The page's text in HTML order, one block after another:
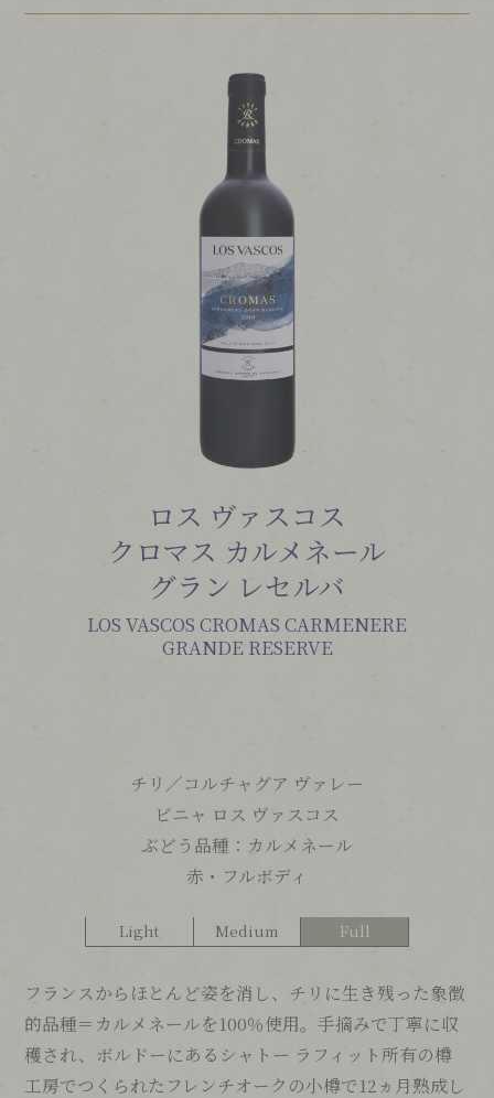
ロス ヴァスコス
クロマス カルメネール
グラン レセルバ
LOS VASCOS CROMAS CARMENERE
GRANDE RESERVE
チリ／コルチャグア ヴァレー
ビニャ ロス ヴァスコス
ぶどう品種： カルメネール
赤・フルボディ
Light Medium Full
フランスからほとんど姿を消し、チリに生き残った象徴
的品種＝カルメネールを100％使用。手摘みで丁寧に収
穫され、ボルドーにあるシャトー ラフィット所有の樽
工房でつくられたフレンチオークの小樽で12ヵ月熟成し